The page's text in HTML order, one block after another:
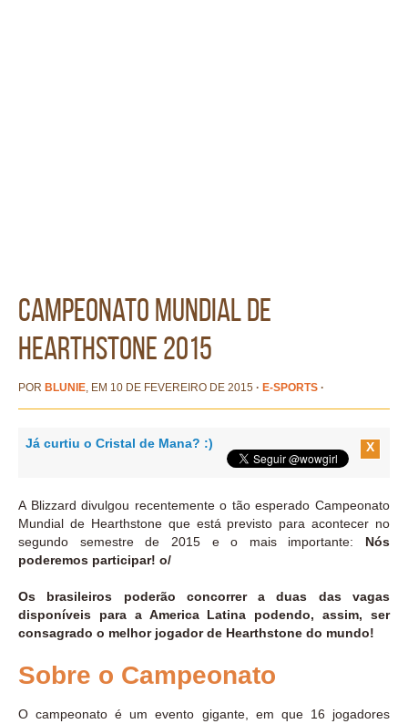
Campeonato Mundial de
Hearthstone 2015
POR BLUNIE, EM 10 DE FEVEREIRO DE 2015 · E-SPORTS ·
Já curtiu o Cristal de Mana? :) X
A Blizzard divulgou recentemente o tão esperado Campeonato
Mundial de Hearthstone que está previsto para acontecer no
segundo semestre de 2015 e o mais importante: Nós
poderemos participar! o/
Os brasileiros poderão concorrer a duas das vagas
disponíveis para a America Latina podendo, assim, ser
consagrado o melhor jogador de Hearthstone do mundo!
Sobre o Campeonato
O campeonato é um evento gigante, em que 16 jogadores